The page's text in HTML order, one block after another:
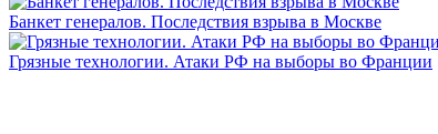
Банкет генералов. Последствия взрыва в Москве
Грязные технологии. Атаки РФ на выборы во Франции